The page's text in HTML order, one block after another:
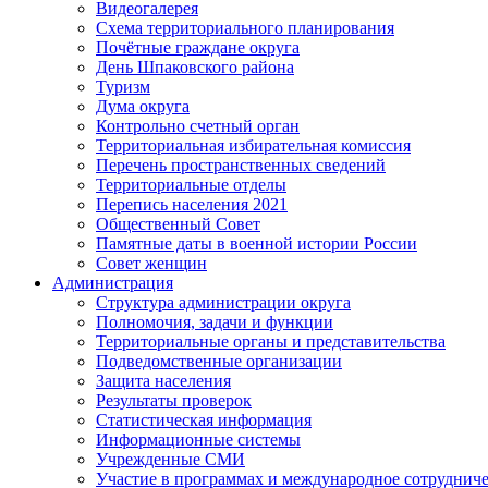
Видеогалерея
Схема территориального планирования
Почётные граждане округа
День Шпаковского района
Туризм
Дума округа
Контрольно счетный орган
Территориальная избирательная комиссия
Перечень пространственных сведений
Территориальные отделы
Перепись населения 2021
Общественный Совет
Памятные даты в военной истории России
Совет женщин
Администрация
Структура администрации округа
Полномочия, задачи и функции
Территориальные органы и представительства
Подведомственные организации
Защита населения
Результаты проверок
Статистическая информация
Информационные системы
Учрежденные СМИ
Участие в программах и международное